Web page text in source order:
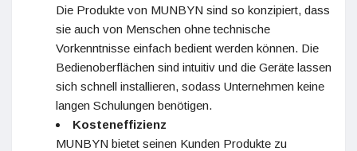
Die Produkte von MUNBYN sind so konzipiert, dass
sie auch von Menschen ohne technische
Vorkenntnisse einfach bedient werden können. Die
Bedienoberflächen sind intuitiv und die Geräte lassen
sich schnell installieren, sodass Unternehmen keine
langen Schulungen benötigen.
Kosteneffizienz
MUNBYN bietet seinen Kunden Produkte zu